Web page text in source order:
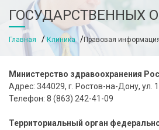
ГОСУДАРСТВЕННЫХ
Главная Клиника Правовая
Министерство здравоохранения
Адрес: 344029, г. Ростов-на-Дону, ул.
Телефон: 8 (863) 242-41-09
Территориальный орган